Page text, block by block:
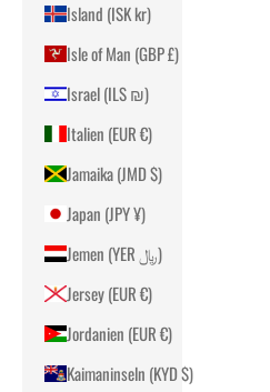
Island (ISK kr)
Isle of Man (GBP £)
Israel (ILS ₪)
Italien (EUR €)
Jamaika (JMD $)
Japan (JPY ¥)
Jemen (YER ﷼)
Jersey (EUR €)
Jordanien (EUR €)
Kaimaninseln (KYD $)